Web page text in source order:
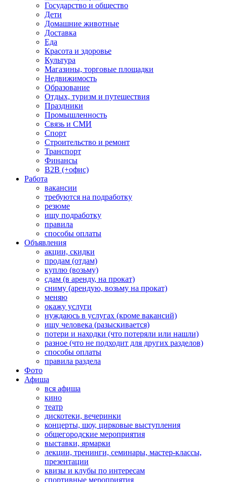
Государство и общество
Дети
Домашние животные
Доставка
Еда
Красота и здоровье
Культура
Магазины, торговые площадки
Недвижимость
Образование
Отдых, туризм и путешествия
Праздники
Промышленность
Связь и СМИ
Спорт
Строительство и ремонт
Транспорт
Финансы
B2B (+офис)
Работа
вакансии
требуются на подработку
резюме
ищу подработку
правила
способы оплаты
Объявления
акции, скидки
продам (отдам)
куплю (возьму)
сдам (в аренду, на прокат)
сниму (арендую, возьму на прокат)
меняю
окажу услуги
нуждаюсь в услугах (кроме вакансий)
ищу человека (разыскивается)
потери и находки (что потеряли или нашли)
разное (что не подходит для других разделов)
способы оплаты
правила раздела
Фото
Афиша
вся афиша
кино
театр
дискотеки, вечеринки
концерты, шоу, цирковые выступления
общегородские мероприятия
выставки, ярмарки
лекции, тренинги, семинары, мастер-классы,
презентации
квизы и клубы по интересам
спортивные мероприятия